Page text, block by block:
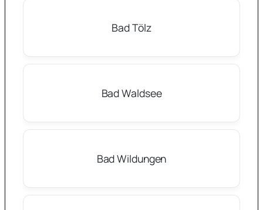
Bad Tölz
Bad Waldsee
Bad Wildungen